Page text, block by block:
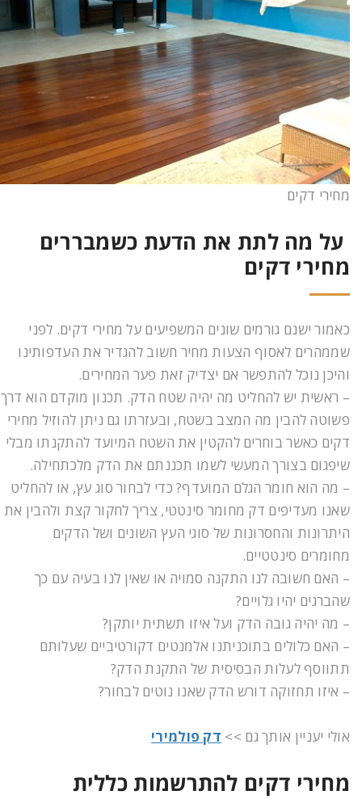
מחירי דקים
על מה לתת את הדעת כשמבררים
מחירי דקים
כאמור ישנם גורמים שונים המשפיעים על מחירי דקים. לפני
שממהרים לאסוף הצעות מחיר חשוב להגדיר את העדפותינו
והיכן נוכל להתפשר אם יצדיק זאת פער המחירים.
– ראשית יש להחליט מה יהיה שטח הדק. תכנון מוקדם הוא דרך
פשוטה להבין מה המצב בשטח, ובעזרתו גם ניתן להוזיל מחירי
דקים כאשר בוחרים להקטין את השטח המיועד להתקנתו מבלי
שיפגום בצורך המעשי לשמו תכננתם את הדק מלכתחילה.
– מה הוא חומר הגלם המועדף? כדי לבחור סוג עץ, או להחליט
שאנו מעדיפים דק מחומר סינטטי, צריך לחקור קצת ולהבין את
היתרונות והחסרונות של סוגי העץ השונים ושל הדקים
מחומרים סינטטיים.
– האם חשובה לנו התקנה סמויה או שאין לנו בעיה עם כך
שהברגים יהיו גלויים?
– מה יהיה גובה הדק ועל איזו תשתית יותקן?
– האם כלולים בתוכניתנו אלמנטים דקורטיביים שעלותם
תתווסף לעלות הבסיסית של התקנת הדק?
– איזו תחזוקה דורש הדק שאנו נוטים לבחור?
אולי יעניין אותך גם >> דק פולמירי
מחירי דקים להתרשמות כללית